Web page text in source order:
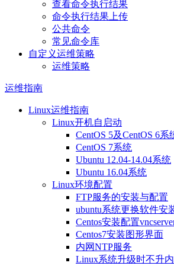
查看命令执行结果
命令执行结果上传
公共命令
常见命令库
自定义运维策略
运维策略
运维指南
Linux运维指南
Linux开机自启动
CentOS 5及CentOS 6系
CentOS 7系统
Ubuntu 12.04-14.04系统
Ubuntu 16.04系统
Linux环境配置
FTP服务的安装与配置
ubuntu系统更换软件安
Centos安装配置
Centos7安装图形界面
内网NTP服务
Linux系统升级时不升